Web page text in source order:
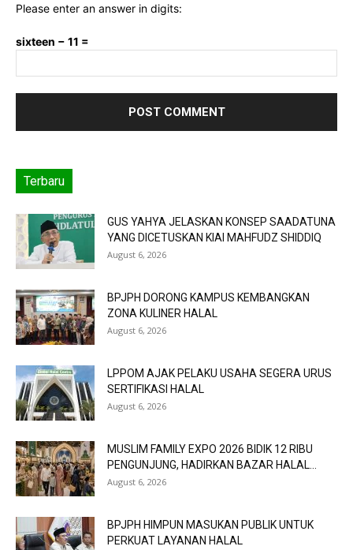
Please enter an answer in digits:
sixteen − 11 =
Terbaru
GUS YAHYA JELASKAN KONSEP SAADATUNA
YANG DICETUSKAN KIAI MAHFUDZ SHIDDIQ
August 6, 2026
BPJPH DORONG KAMPUS KEMBANGKAN
ZONA KULINER HALAL
August 6, 2026
LPPOM AJAK PELAKU USAHA SEGERA URUS
SERTIFIKASI HALAL
August 6, 2026
MUSLIM FAMILY EXPO 2026 BIDIK 12 RIBU
PENGUNJUNG, HADIRKAN BAZAR HALAL...
August 6, 2026
BPJPH HIMPUN MASUKAN PUBLIK UNTUK
PERKUAT LAYANAN HALAL